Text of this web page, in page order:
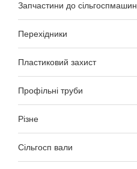
Запчастини до сільгоспмашин
Перехідники
Пластиковий захист
Профільні труби
Різне
Сільгосп вали